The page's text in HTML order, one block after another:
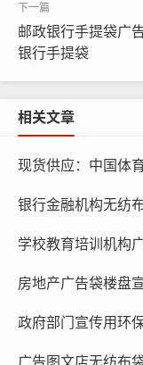
邮政银行手提袋广
银行手提袋
相关文章
银行金融机构无纺
学校教育培训机构
房地产广告袋楼盘
政府部门宣传用环